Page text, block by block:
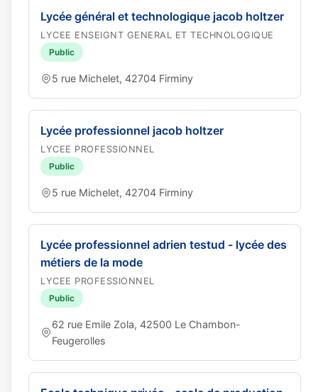
Lycée général et technologique jacob holtzer
LYCEE ENSEIGNT GENERAL ET TECHNOLOGIQUE
Public
5 rue Michelet, 42704 Firminy
Lycée professionnel jacob holtzer
LYCEE PROFESSIONNEL
Public
5 rue Michelet, 42704 Firminy
Lycée professionnel adrien testud - lycée des
métiers de la mode
LYCEE PROFESSIONNEL
Public
62 rue Emile Zola, 42500 Le Chambon-
Feugerolles